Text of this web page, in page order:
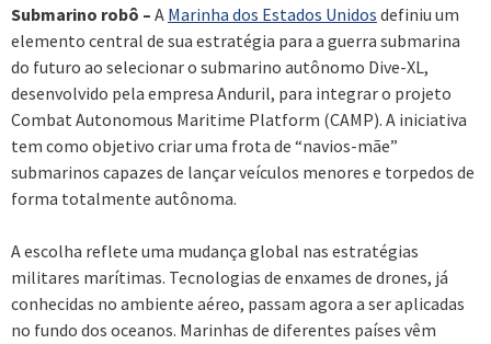
Submarino robô – A Marinha dos Estados Unidos definiu um
elemento central de sua estratégia para a guerra submarina
do futuro ao selecionar o submarino autônomo Dive-XL,
desenvolvido pela empresa Anduril, para integrar o projeto
Combat Autonomous Maritime Platform (CAMP). A iniciativa
tem como objetivo criar uma frota de “navios-mãe”
submarinos capazes de lançar veículos menores e torpedos de
forma totalmente autônoma.
A escolha reflete uma mudança global nas estratégias
militares marítimas. Tecnologias de enxames de drones, já
conhecidas no ambiente aéreo, passam agora a ser aplicadas
no fundo dos oceanos. Marinhas de diferentes países vêm